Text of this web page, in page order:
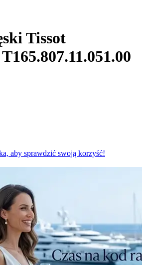
Tissot
aby sprawdzić swoją korzyść!